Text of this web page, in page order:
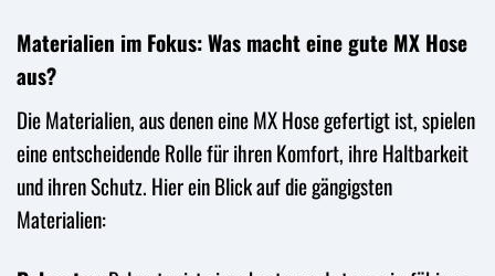
Materialien im Fokus: Was macht eine gute MX Hose
aus?
Die Materialien, aus denen eine MX Hose gefertigt ist, spielen
eine entscheidende Rolle für ihren Komfort, ihre Haltbarkeit
und ihren Schutz. Hier ein Blick auf die gängigsten
Materialien: